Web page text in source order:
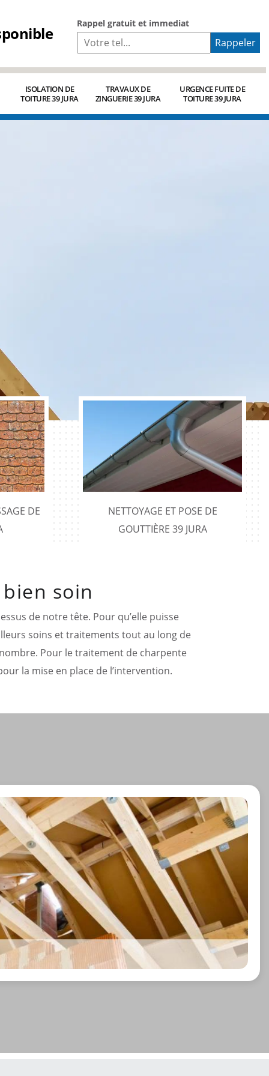
Rappel gratuit et immediat
ISOLATION DE
TOITURE 39 JURA
TRAVAUX DE
ZINGUERIE 39 JURA
URGENCE FUITE DE
TOITURE 39 JURA
DE
NETTOYAGE ET POSE DE
GOUTTIÈRE 39 JURA
soin
de notre tête. Pour qu’elle puisse
soins et traitements tout au long de
Pour le traitement de charpente
la mise en place de l’intervention.